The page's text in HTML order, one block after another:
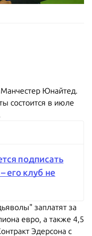
Манчестер Юнайтед.
состоится в июле
подписать
его клуб не
заплатят за
евро, а также 4,5
Эдерсона с